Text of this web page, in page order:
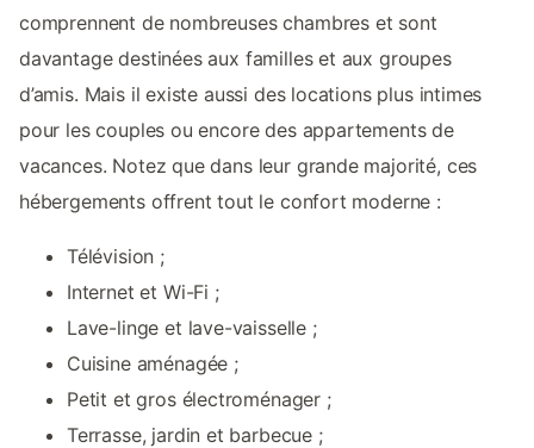
comprennent de nombreuses chambres et sont
davantage destinées aux familles et aux groupes
d’amis. Mais il existe aussi des locations plus intimes
pour les couples ou encore des appartements de
vacances. Notez que dans leur grande majorité, ces
hébergements offrent tout le confort moderne :
Télévision ;
Internet et Wi-Fi ;
Lave-linge et lave-vaisselle ;
Cuisine aménagée ;
Petit et gros électroménager ;
Terrasse, jardin et barbecue ;